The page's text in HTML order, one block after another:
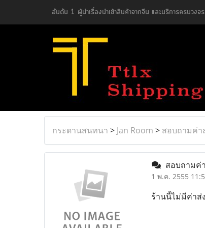
อันดับ 1 ผู้นำเรื่องนำเข้าสินค้าจากจีน และบริการครบวงจร
กระดานสนทนา > Jan Room > สอบถามค่า
สอบถามค่
1 พ.ค. 2555
ร้านนี้ไม่มีค่าส่